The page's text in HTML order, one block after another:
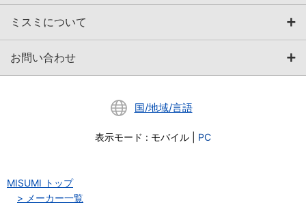
ミスミについて
お問い合わせ
国/地域/言語
表示モード : モバイル PC
MISUMI トップ
メーカー一覧